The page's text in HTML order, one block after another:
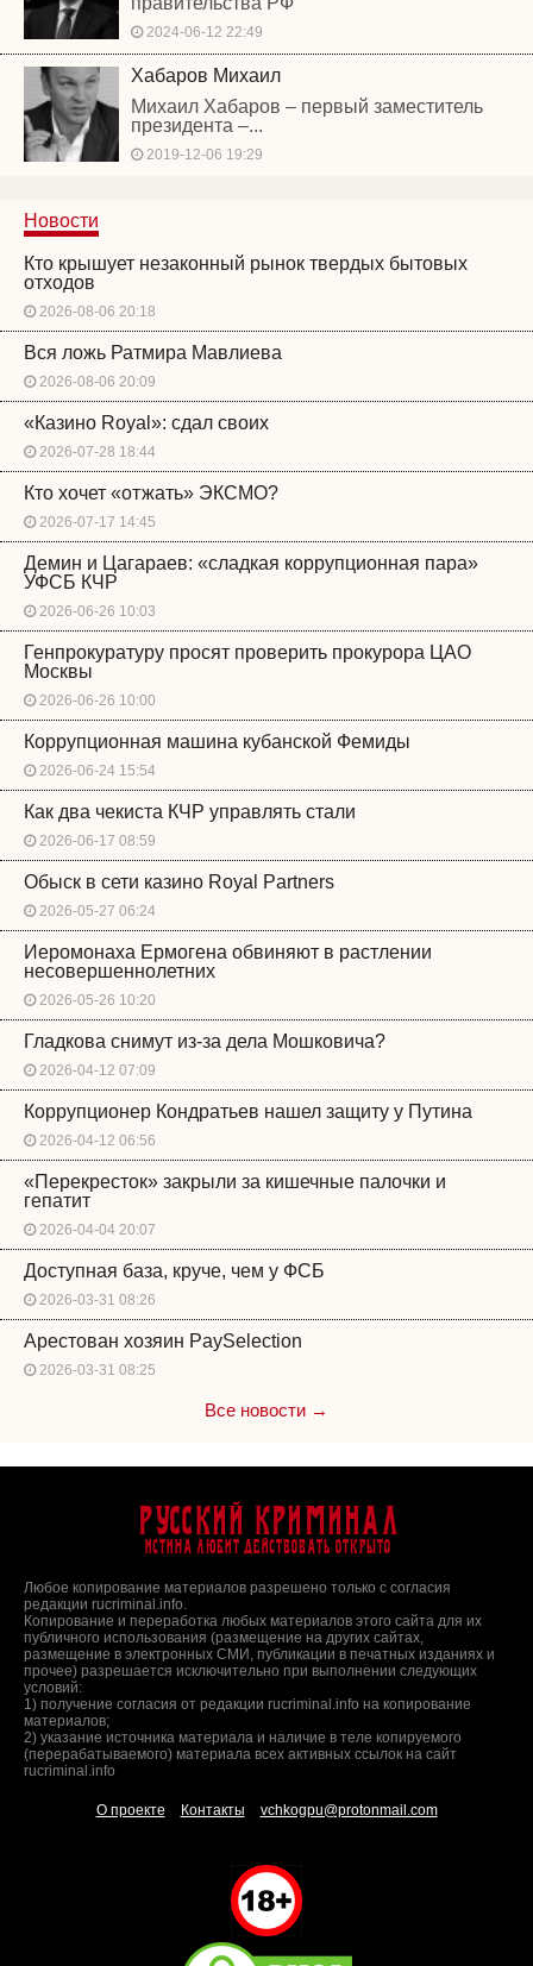
2024-06-12 22:49
Хабаров Михаил
Михаил Хабаров – первый заместитель
президента –...
2019-12-06 19:29
Новости
Кто крышует незаконный рынок твердых бытовых
отходов
2026-08-06 20:18
Вся ложь Ратмира Мавлиева
2026-08-06 20:09
«Казино Royal»: сдал своих
2026-07-28 18:44
Кто хочет «отжать» ЭКСМО?
2026-07-17 14:45
Демин и Цагараев: «сладкая коррупционная пара»
УФСБ КЧР
2026-06-26 10:03
Генпрокуратуру просят проверить прокурора ЦАО
Москвы
2026-06-26 10:00
Коррупционная машина кубанской Фемиды
2026-06-24 15:54
Как два чекиста КЧР управлять стали
2026-06-17 08:59
Обыск в сети казино Royal Partners
2026-05-27 06:24
Иеромонаха Ермогена обвиняют в растлении
несовершеннолетних
2026-05-26 10:20
Гладкова снимут из-за дела Мошковича?
2026-04-12 07:09
Коррупционер Кондратьев нашел защиту у Путина
2026-04-12 06:56
«Перекресток» закрыли за кишечные палочки и
гепатит
2026-04-04 20:07
Доступная база, круче, чем у ФСБ
2026-03-31 08:26
Арестован хозяин PaySelection
2026-03-31 08:25
Все новости →
Русский Криминал
Истина любит действовать открыто
Любое копирование материалов разрешено только с согласия
редакции rucriminal.info.
Копирование и переработка любых материалов этого сайта для их
публичного использования (размещение на других сайтах,
размещение в электронных СМИ, публикации в печатных изданиях и
прочее) разрешается исключительно при выполнении следующих
условий:
1) получение согласия от редакции rucriminal.info на копирование
материалов;
2) указание источника материала и наличие в теле копируемого
(перерабатываемого) материала всех активных ссылок на сайт
rucriminal.info
О проекте Контакты vchkogpu@protonmail.com